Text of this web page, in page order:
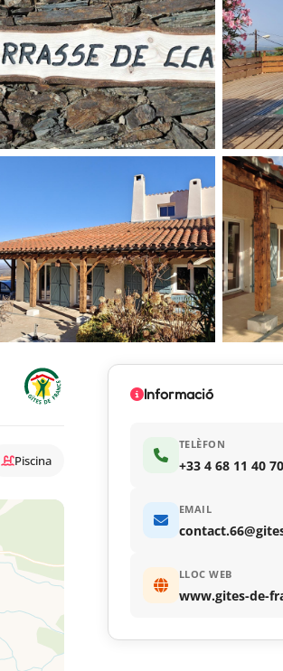
Piscina
Informació
TELÈFON
+33 4 68 11 40 70
EMAIL
LLOC WEB
www.gites-de-